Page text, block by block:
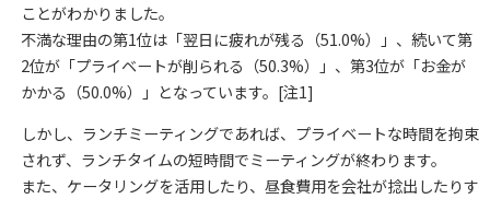
ことがわかりました。
不満な理由の第1位は「翌日に疲れが残る（51.0%）」、続いて第
2位が「プライベートが削られる（50.3%）」、第3位が「お金が
かかる（50.0%）」となっています。[注1]
しかし、ランチミーティングであれば、プライベートな時間を拘束
されず、ランチタイムの短時間でミーティングが終わります。
また、ケータリングを活用したり、昼食費用を会社が捻出したりす